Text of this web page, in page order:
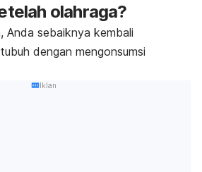
olahraga?
Anda sebaiknya kembali
dengan mengonsumsi
Iklan